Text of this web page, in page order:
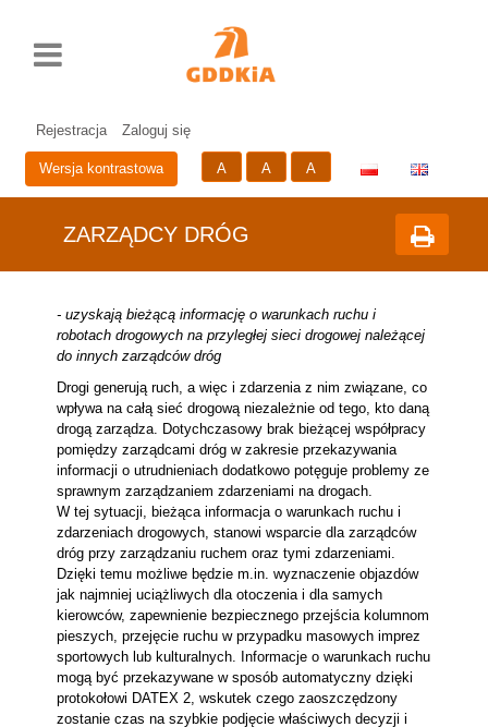
Rejestracja Zaloguj się
Wersja kontrastowa
rozmiar
czcionki
A
rozmiar
czcionki
A
rozmiar
czcionki
A
ZARZĄDCY DRÓG
- uzyskają bieżącą informację o warunkach ruchu i
robotach drogowych na przyległej sieci drogowej należącej
do innych zarządców dróg
Drogi generują ruch, a więc i zdarzenia z nim związane, co
wpływa na całą sieć drogową niezależnie od tego, kto daną
drogą zarządza. Dotychczasowy brak bieżącej współpracy
pomiędzy zarządcami dróg w zakresie przekazywania
informacji o utrudnieniach dodatkowo potęguje problemy ze
sprawnym zarządzaniem zdarzeniami na drogach.
W tej sytuacji, bieżąca informacja o warunkach ruchu i
zdarzeniach drogowych, stanowi wsparcie dla zarządców
dróg przy zarządzaniu ruchem oraz tymi zdarzeniami.
Dzięki temu możliwe będzie m.in. wyznaczenie objazdów
jak najmniej uciążliwych dla otoczenia i dla samych
kierowców, zapewnienie bezpiecznego przejścia kolumnom
pieszych, przejęcie ruchu w przypadku masowych imprez
sportowych lub kulturalnych. Informacje o warunkach ruchu
mogą być przekazywane w sposób automatyczny dzięki
protokołowi DATEX 2, wskutek czego zaoszczędzony
zostanie czas na szybkie podjęcie właściwych decyzji i